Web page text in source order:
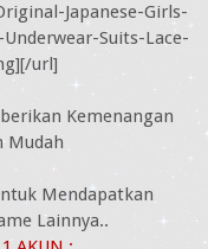
Japanese-Girls-
Suits-Lace-
url]
Kemenangan
Mudah
Mendapatkan
Lainnya..